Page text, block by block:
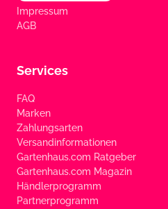
Impressum
AGB
Services
FAQ
Marken
Zahlungsarten
Versandinformationen
Gartenhaus.com Ratgeber
Gartenhaus.com Magazin
Händlerprogramm
Partnerprogramm